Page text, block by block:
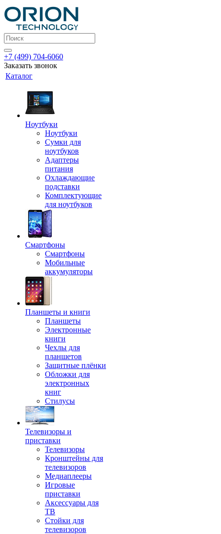
+7 (499) 704-6060
Заказать звонок
Каталог
Ноутбуки
Ноутбуки
Сумки для
ноутбуков
Адаптеры
питания
Охлаждающие
подставки
Комплектующие
для ноутбуков
Смартфоны
Смартфоны
Мобильные
аккумуляторы
Планшеты и книги
Планшеты
Электронные
книги
Чехлы для
планшетов
Защитные плёнки
Обложки для
электронных
книг
Стилусы
Телевизоры и
приставки
Телевизоры
Кронштейны для
телевизоров
Медиаплееры
Игровые
приставки
Аксессуары для
ТВ
Стойки для
телевизоров